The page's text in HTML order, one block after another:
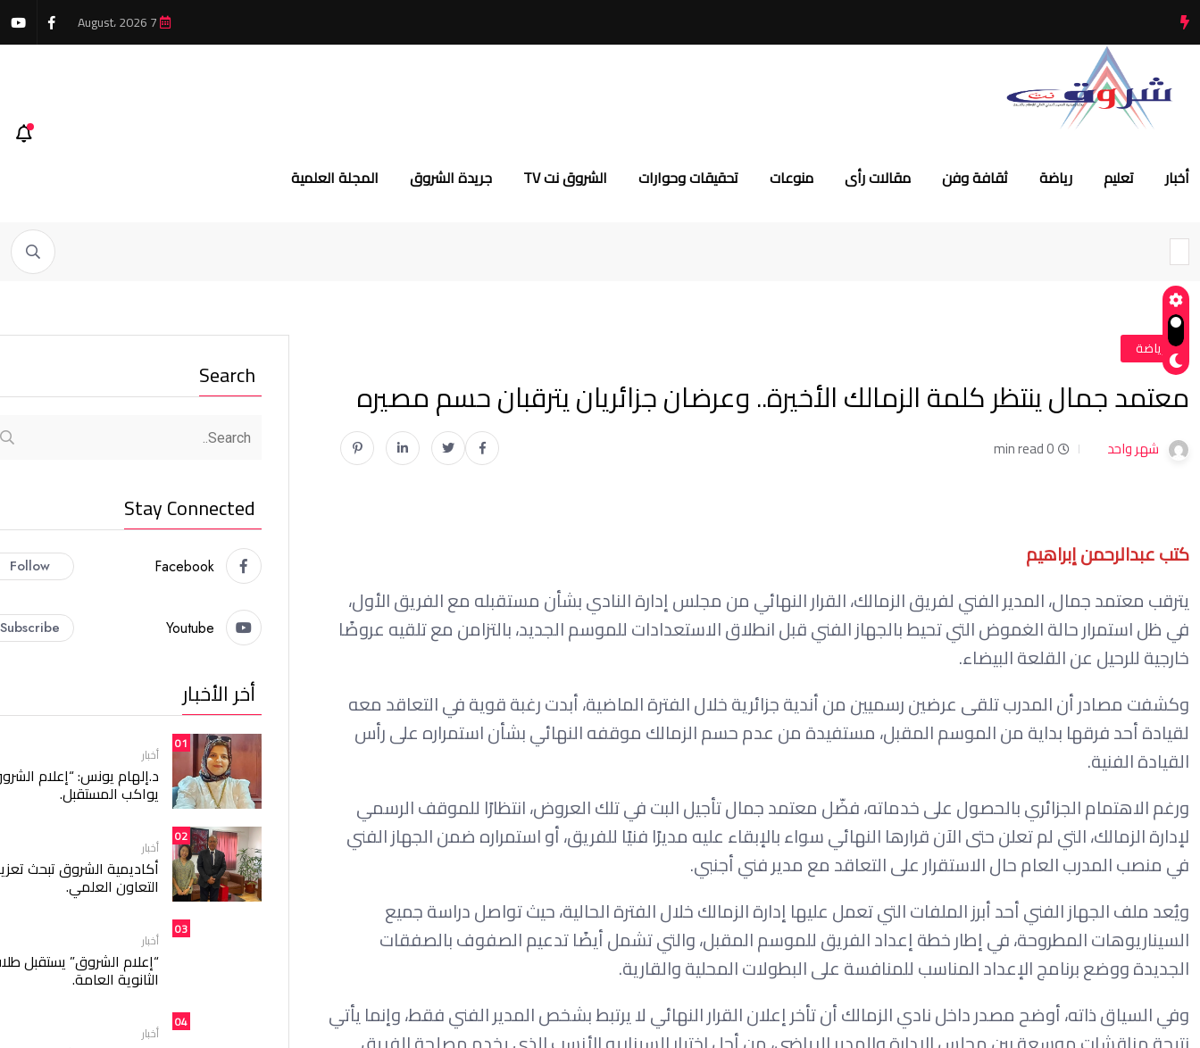
أخبار تعليم رياضة ثقافة وفن مقالات رأى منوعات تحقيقات وحوارات الشروق نت TV جريدة الشروق المجلة العلمية
#رياضة
معتمد جمال ينتظر كلمة الزمالك الأخيرة.. وعرضان جزائريان يترقبان حسم مصيره
شهر واحد 0 min read
كتب عبدالرحمن إبراهيم
يترقب معتمد جمال، المدير الفني لفريق الزمالك، القرار النهائي من مجلس إدارة النادي بشأن مستقبله مع الفريق الأول،
في ظل استمرار حالة الغموض التي تحيط بالجهاز الفني قبل انطلاق الاستعدادات للموسم الجديد، بالتزامن مع تلقيه عروضًا
خارجية للرحيل عن القلعة البيضاء.
وكشفت مصادر أن المدرب تلقى عرضين رسميين من أندية جزائرية خلال الفترة الماضية، أبدت رغبة قوية في التعاقد معه
لقيادة أحد فرقها بداية من الموسم المقبل، مستفيدة من عدم حسم الزمالك موقفه النهائي بشأن استمراره على رأس
القيادة الفنية.
ورغم الاهتمام الجزائري بالحصول على خدماته، فضّل معتمد جمال تأجيل البت في تلك العروض، انتظارًا للموقف الرسمي
لإدارة الزمالك، التي لم تعلن حتى الآن قرارها النهائي سواء بالإبقاء عليه مديرًا فنيًا للفريق، أو استمراره ضمن الجهاز الفني
في منصب المدرب العام حال الاستقرار على التعاقد مع مدير فني أجنبي.
ويُعد ملف الجهاز الفني أحد أبرز الملفات التي تعمل عليها إدارة الزمالك خلال الفترة الحالية، حيث تواصل دراسة جميع
السيناريوهات المطروحة، في إطار خطة إعداد الفريق للموسم المقبل، والتي تشمل أيضًا تدعيم الصفوف بالصفقات
الجديدة ووضع برنامج الإعداد المناسب للمنافسة على البطولات المحلية والقارية.
وفي السياق ذاته، أوضح مصدر داخل نادي الزمالك أن تأخر إعلان القرار النهائي لا يرتبط بشخص المدير الفني فقط، وإنما يأتي
Search
Stay Connected
Facebook
Follow
Youtube
Subscribe
أخر الأخبار
01
أخبار
د.إلهام يونس: “إعلام
يواكب المستقبل.
02
أخبار
أكاديمية الشروق تبحث
التعاون العلمي.
03
أخبار
“إعلام الشروق” يستقبل
الثانوية العامة.
04
أخبار